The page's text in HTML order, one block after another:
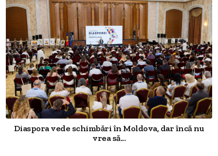
Diaspora vede schimbări în Moldova, dar încă nu
vrea să...